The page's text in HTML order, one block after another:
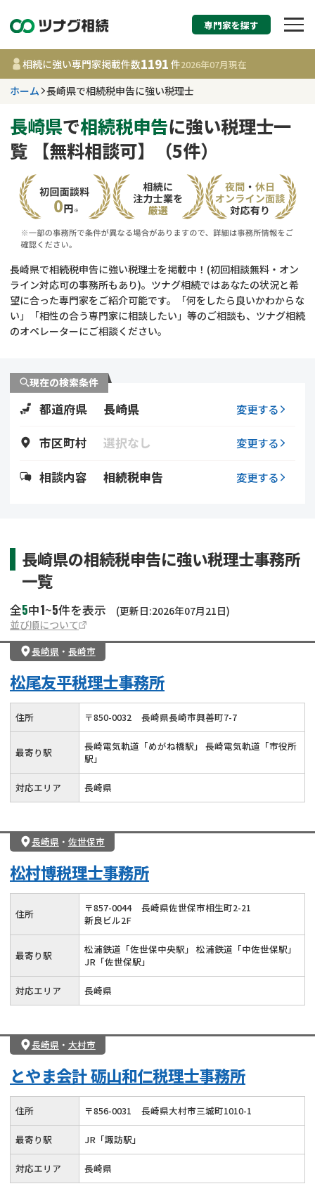
相続税申告・相続手
す
長崎県
事務所
相談内容で探す
相続登記
遺留分侵害額請求
相続人調査
コラム
相続手続き
相続登記
専門家を探す
相続に強い専門家掲載件数1191 件2026年07月現在
ホーム 長崎県で相続税申告に強い税理士
長崎県で相続税申告に強い税理士一
覧 【無料相談可】（5件）
長崎県で相続税申告に強い税理士を掲載中！(初回相談無料・オン
ライン対応可の事務所もあり)。ツナグ相続ではあなたの状況と希
望に合った専門家をご紹介可能です。「何をしたら良いかわからな
い」「相性の合う専門家に相談したい」等のご相談も、ツナグ相続
のオペレーターにご相談ください。
現在の検索条件
都道府県 長崎県 変更する
市区町村 選択なし 変更する
相談内容 相続税申告 変更する
長崎県の相続税申告に強い税理士事務所
一覧
全5中1~5件を表示
(更新日:2026年07月21日)
並び順について
長崎県 ・ 長崎市
松尾友平税理士事務所
住所 〒850-0032 長崎県長崎市興善町7-7
最寄り駅
長崎電気軌道「めがね橋駅」 長崎電気軌道「市役所
駅」
対応エリア 長崎県
長崎県 ・ 佐世保市
松村博税理士事務所
住所 〒857-0044
長崎県佐世保市相生町2-21
新良ビル2F
最寄り駅
松浦鉄道「佐世保中央駅」 松浦鉄道「中佐世保駅」
JR「佐世保駅」
対応エリア 長崎県
長崎県 ・ 大村市
とやま会計 砺山和仁税理士事務所
住所 〒856-0031 長崎県大村市三城町1010-1
最寄り駅 JR「諏訪駅」
対応エリア 長崎県